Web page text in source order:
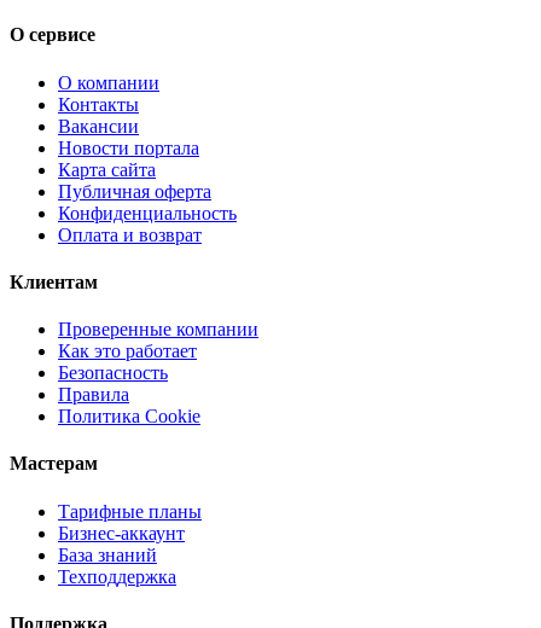
О сервисе
О компании
Контакты
Вакансии
Новости портала
Карта сайта
Публичная оферта
Конфиденциальность
Оплата и возврат
Клиентам
Проверенные компании
Как это работает
Безопасность
Правила
Политика Cookie
Мастерам
Тарифные планы
Бизнес-аккаунт
База знаний
Техподдержка
Поддержка